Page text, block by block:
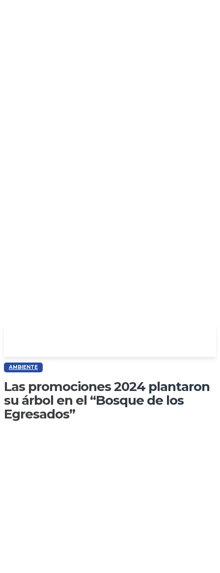
AMBIENTE
Las promociones 2024 plantaron
su árbol en el “Bosque de los
Egresados”